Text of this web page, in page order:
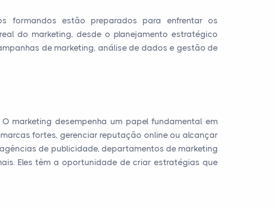
formandos estão preparados para enfrentar os
do marketing, desde o planejamento estratégico
de marketing, análise de dados e gestão de
marketing desempenha um papel fundamental em
fortes, gerenciar reputação online ou alcançar
de publicidade, departamentos de marketing
Eles têm a oportunidade de criar estratégias que